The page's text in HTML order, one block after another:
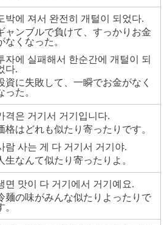
박에 져서 완전히 개털이 되었다.
ャンブルで負けて、すっかりお金
なくなった。
자에 실패해서 한순간에 개털이 되
다.
資に失敗して、一瞬でお金がなく
った。
격은 거기서 거기입니다.
格はどれも似たり寄ったりです。
람 사는 게 다 거기서 거기야.
生なんて似たり寄ったりよ。
면 맛이 다 거기에서 거기예요.
麺の味がみんな似たりよったりで
。